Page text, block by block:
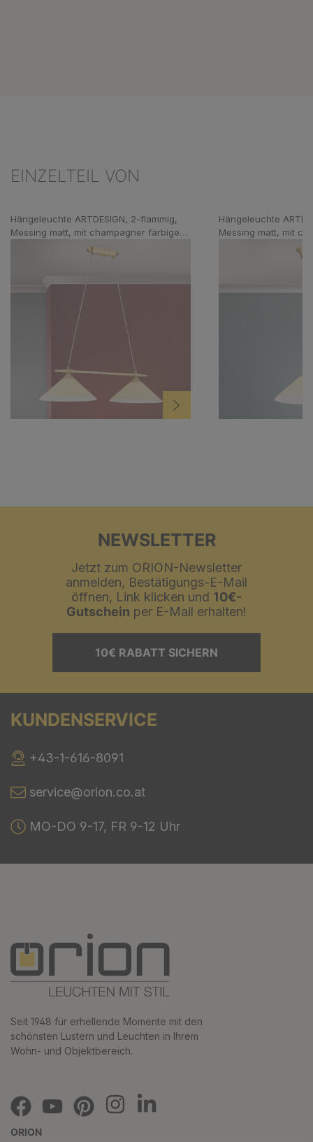
EINZELTEIL VON
Hängeleuchte ARTDESIGN, 2-flammig,
Messing matt, mit champagner färbigen
Hängeleuchte
Messing matt, mit
NEWSLETTER
Jetzt zum ORION-Newsletter
anmelden, Bestätigungs-E-Mail
öffnen, Link klicken und 10€-
Gutschein per E-Mail erhalten!
10€ RABATT SICHERN
KUNDENSERVICE
+43-1-616-8091
service@orion.co.at
MO-DO 9-17, FR 9-12 Uhr
Seit 1948 für erhellende Momente mit den
schönsten Lustern und Leuchten in Ihrem
Wohn- und Objektbereich.
ORION